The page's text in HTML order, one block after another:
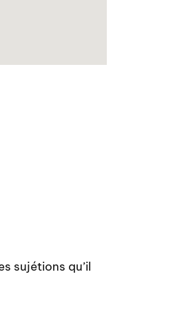
sujétions qu’il